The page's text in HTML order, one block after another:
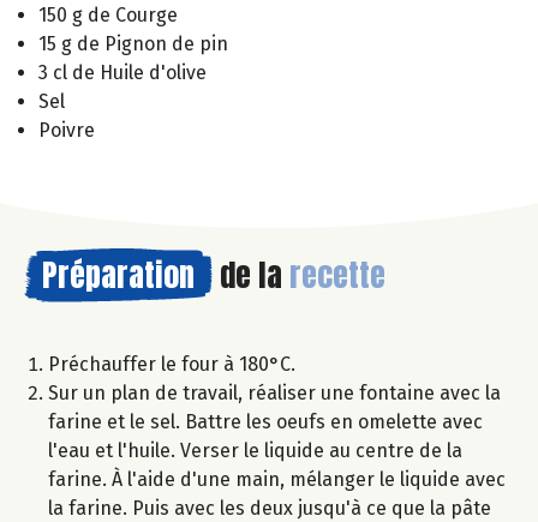
150 g de Courge
15 g de Pignon de pin
3 cl de Huile d'olive
Sel
Poivre
Préparation de la recette
Préchauffer le four à 180°C.
Sur un plan de travail, réaliser une fontaine avec la
farine et le sel. Battre les oeufs en omelette avec
l'eau et l'huile. Verser le liquide au centre de la
farine. À l'aide d'une main, mélanger le liquide avec
la farine. Puis avec les deux jusqu'à ce que la pâte